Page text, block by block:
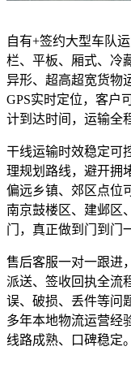
自有+签约大型车队
栏、平板、厢式、冷
异形、超高超宽货物
GPS实时定位，客户
计到达时间，运输全
干线运输时效稳定可
理规划路线，避开拥
偏远乡镇、郊区点位
南京鼓楼区、建邺区
门，真正做到门到门
售后客服一对一跟进
派送、签收回执全流
误、破损、丢件等问
多年本地物流运营经
线路成熟、口碑稳定。